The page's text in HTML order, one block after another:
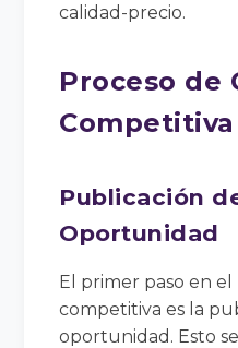
calidad-precio.
Proceso de
Competitiva
Publicación
Oportunidad
El primer paso en
competitiva es la
oportunidad. Esto